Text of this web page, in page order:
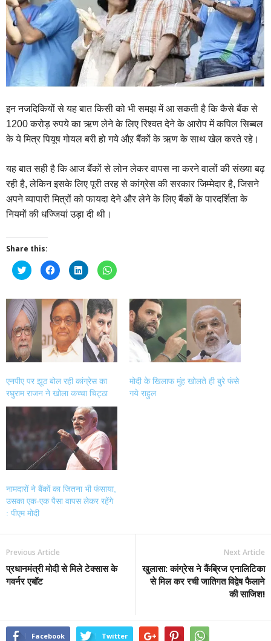
इन नजदिकियों से यह बात किसी को भी समझ में आ सकती है कि कैसे बैंक से
1200 करोड़ रुपये का ऋण लेने के लिए रिश्वत देने के आरोप में कपिल सिब्बल
के ये मित्र पियूष गोयल बरी हो गये औऱ बैंकों के ऋण के साथ खेल करते रहे।
यह बात सही है कि आज बैंकों से लोन लेकर वापस ना करने वालों की संख्या बढ़
रही है, लेकिन इसके लिए पूरी तरह से कांग्रेस की सरकार जिम्मेदार है, जिसने
अपने व्यापारी मित्रों को फायदा देने और लेने के लिए बैंकों के पारदर्शिता के
नियमों की धज्जियां उड़ा दी थी।
Share this:
Click
to
share
Twitter
(Opens
in
new
window)
Click
to
share
Facebook
(Opens
new
window)
Click
to
share
LinkedIn
(Opens
in
new
window)
Click
to
WhatsApp
(Opens
in
window)
एनपीए पर झूठ बोल रही कांग्रेस का
रघुराम राजन ने खोला कच्चा चिट्ठा
मोदी के खिलाफ मुंह खोलते ही बुरे फंसे
गये राहुल
नामदारों ने बैंकों का जितना भी फंसाया,
उसका एक-एक पैसा वापस लेकर रहेंगे
: पीएम मोदी
Previous Article
प्रधानमंत्री मोदी से मिले टेक्सास के
गवर्नर एबॉट
Next Article
खुलासा: कांग्रेस ने कैंब्रिज एनालिटिका
से मिल कर रची जातिगत विद्वेष फैलाने
की साजिश!
Facebook Twitter